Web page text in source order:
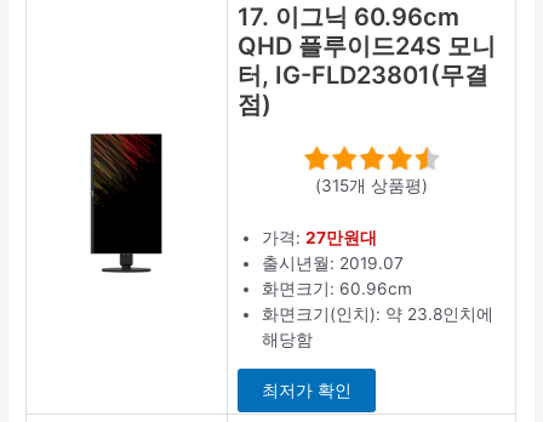
17. 이그닉 60.96cm
QHD 플루이드24S 모니
터, IG-FLD23801(무결
점)
(315개 상품평)
가격:27만원대
출시년월: 2019.07
화면크기: 60.96cm
화면크기(인치): 약 23.8인치에
해당함
최저가 확인